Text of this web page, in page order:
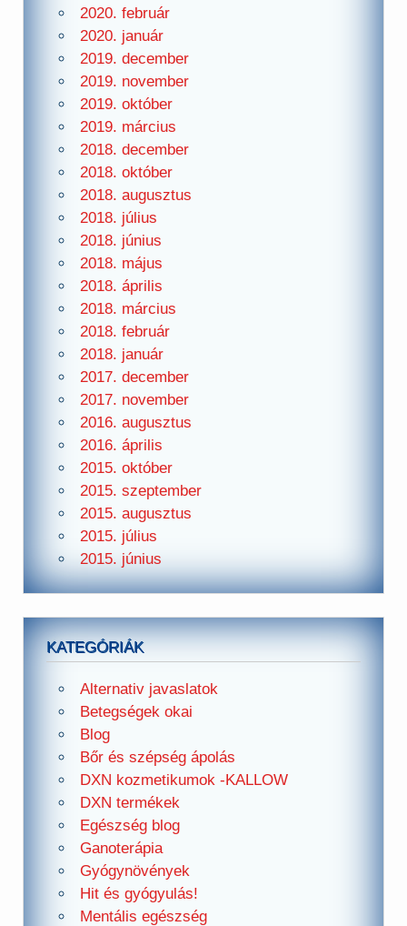
2020. február
2020. január
2019. december
2019. november
2019. október
2019. március
2018. december
2018. október
2018. augusztus
2018. július
2018. június
2018. május
2018. április
2018. március
2018. február
2018. január
2017. december
2017. november
2016. augusztus
2016. április
2015. október
2015. szeptember
2015. augusztus
2015. július
2015. június
KATEGÓRIÁK
Alternativ javaslatok
Betegségek okai
Blog
Bőr és szépség ápolás
DXN kozmetikumok -KALLOW
DXN termékek
Egészség blog
Ganoterápia
Gyógynövények
Hit és gyógyulás!
Mentális egészség